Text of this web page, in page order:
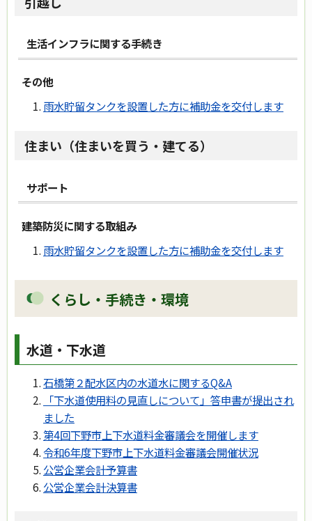
生活インフラに関する手続き
その他
雨水貯留タンクを設置した方に補助金を交付します
住まい（住まいを買う・建てる）
サポート
建築防災に関する取組み
雨水貯留タンクを設置した方に補助金を交付します
くらし・手続き・環境
水道・下水道
石橋第２配水区内の水道水に関するQ&A
「下水道使用料の見直しについて」答申書が提出され
ました
第4回下野市上下水道料金審議会を開催します
令和6年度下野市上下水道料金審議会開催状況
公営企業会計予算書
公営企業会計決算書